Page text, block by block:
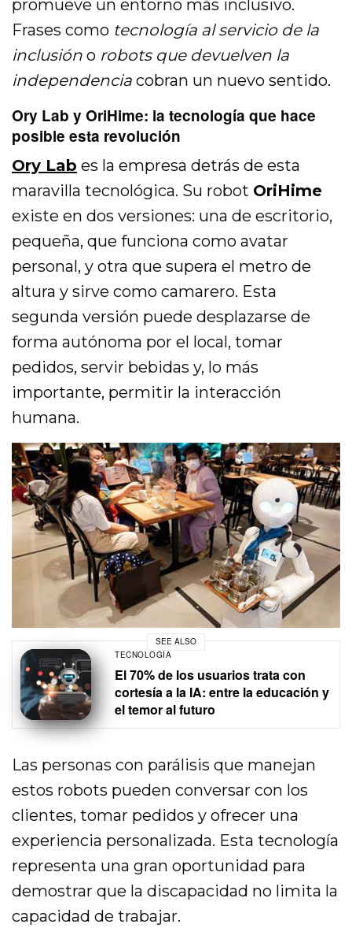
promueve un entorno más inclusivo.
Frases como tecnología al servicio de la
inclusión o robots que devuelven la
independencia cobran un nuevo sentido.
Ory Lab y OriHime: la tecnología que hace
posible esta revolución
Ory Lab es la empresa detrás de esta
maravilla tecnológica. Su robot OriHime
existe en dos versiones: una de escritorio,
pequeña, que funciona como avatar
personal, y otra que supera el metro de
altura y sirve como camarero. Esta
segunda versión puede desplazarse de
forma autónoma por el local, tomar
pedidos, servir bebidas y, lo más
importante, permitir la interacción
humana.
SEE ALSO
TECNOLOGÍA
El 70% de los usuarios trata con
cortesía a la IA: entre la educación y
el temor al futuro
Las personas con parálisis que manejan
estos robots pueden conversar con los
clientes, tomar pedidos y ofrecer una
experiencia personalizada. Esta tecnología
representa una gran oportunidad para
demostrar que la discapacidad no limita la
capacidad de trabajar.